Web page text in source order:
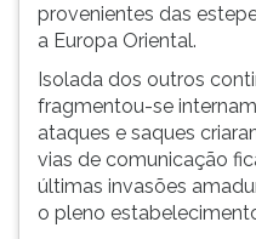
provenientes das
a Europa Oriental.
Isolada dos outros
fragmentou-se
ataques e saques
vias de comunicação
últimas invasões
o pleno